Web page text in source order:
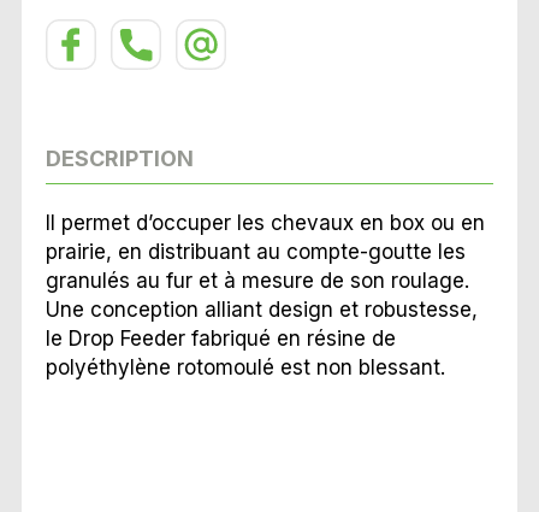
DESCRIPTION
Il permet d’occuper les chevaux en box ou en
prairie, en distribuant au compte-goutte les
granulés au fur et à mesure de son roulage.
Une conception alliant design et robustesse,
le Drop Feeder fabriqué en résine de
polyéthylène rotomoulé est non blessant.